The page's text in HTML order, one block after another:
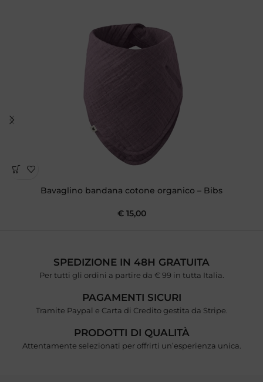
Bavaglino bandana cotone organico – Bibs
€15,00
SPEDIZIONE IN 48H GRATUITA
Per tutti gli ordini a partire da € 99 in tutta Italia.
PAGAMENTI SICURI
Tramite Paypal e Carta di Credito gestita da Stripe.
PRODOTTI DI QUALITÀ
Attentamente selezionati per offrirti un’esperienza unica.